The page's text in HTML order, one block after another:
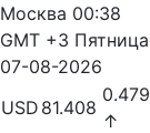
Москва 00:38
GMT +3 Пятница
07-08-2026
USD 81.408
0.479
↑